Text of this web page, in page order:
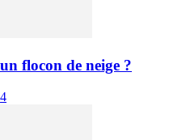
flocon de neige ?
4